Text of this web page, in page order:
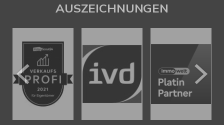
AUSZEICHNUNGEN